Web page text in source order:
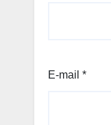
E-mail *